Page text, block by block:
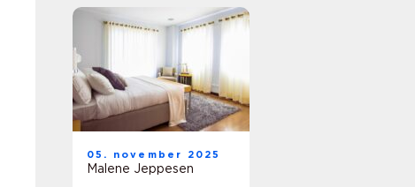
05. november 2025
Malene Jeppesen